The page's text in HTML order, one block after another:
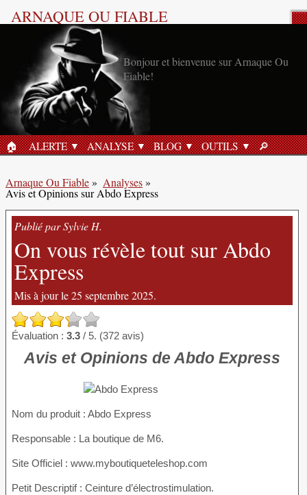
ARNAQUE OU FIABLE
Fiable!
ACCUEIL
🏠︎ ALERTE ANALYSE BLOG OUTILS 🔎︎
Arnaque Ou Fiable» Analyses»
Avis et Opinions sur Abdo Express
Publié par Sylvie H.
On vous révèle tout sur Abdo
Express
Mis à jour le 25 septembre 2025.
Évaluation : 3.3 / 5. (372 avis)
Avis et Opinions de Abdo Express
Nom du produit : Abdo Express
Responsable : La boutique de M6.
Site Officiel : www.myboutiqueteleshop.com
Petit Descriptif : Ceinture d’électrostimulation.